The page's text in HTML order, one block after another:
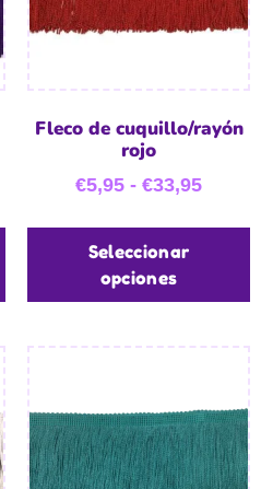
Fleco de cuquillo/rayón
rojo
€5,95 - €33,95
Seleccionar
opciones